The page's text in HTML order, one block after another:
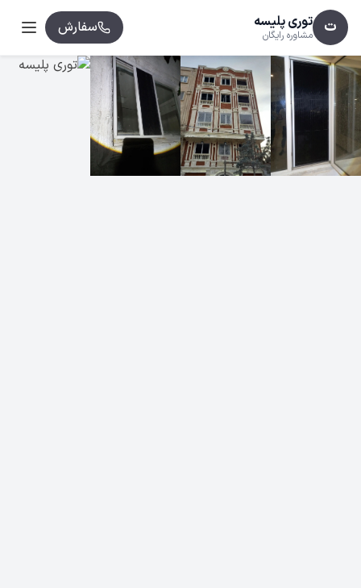
ت توری پلیسه
مشاوره رایگان سفارش